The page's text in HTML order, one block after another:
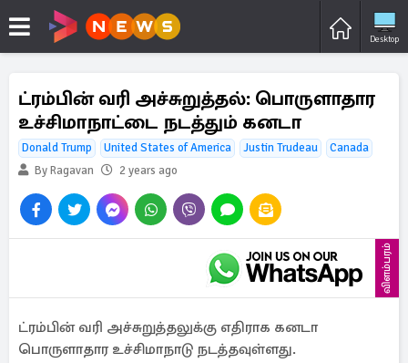
Desktop
ட்ரம்பின் வரி அச்சுறுத்தல்: பொருளாதார
உச்சிமாநாட்டை நடத்தும் கனடா
Donald Trump United States of America Justin Trudeau
Canada
By Ragavan
2 years ago
விளம்பரம்
ட்ரம்பின் வரி அச்சுறுத்தலுக்கு எதிராக கனடா
பொருளாதார உச்சிமாநாடு நடத்தவுள்ளது.